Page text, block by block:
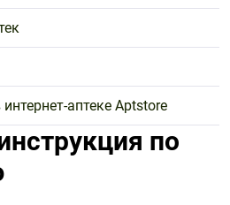
аптеке Aptstore
по